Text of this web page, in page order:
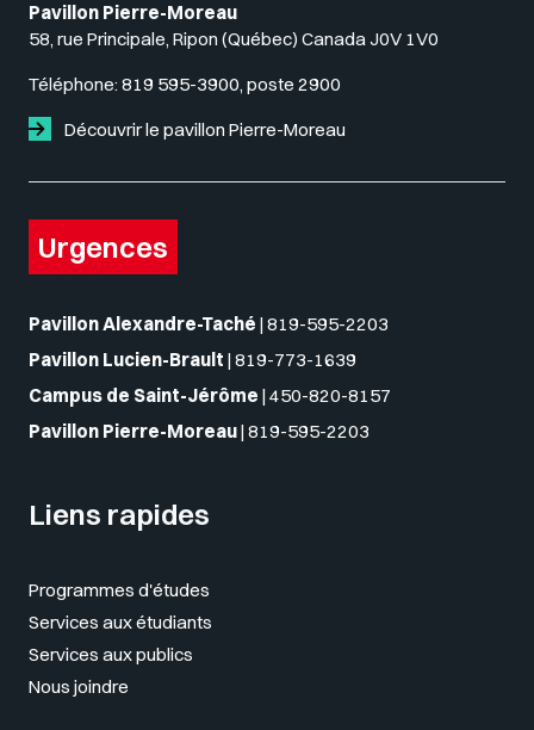
Pavillon Pierre-Moreau
58, rue Principale, Ripon (Québec) Canada J0V 1V0
Téléphone: 819 595-3900, poste 2900
Découvrir le pavillon Pierre-Moreau
Urgences
Pavillon Alexandre-Taché | 819-595-2203
Pavillon Lucien-Brault | 819-773-1639
Campus de Saint-Jérôme | 450-820-8157
Pavillon Pierre-Moreau| 819-595-2203
Liens rapides
Programmes d'études
Services aux étudiants
Services aux publics
Nous joindre